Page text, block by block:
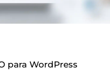
para WordPress